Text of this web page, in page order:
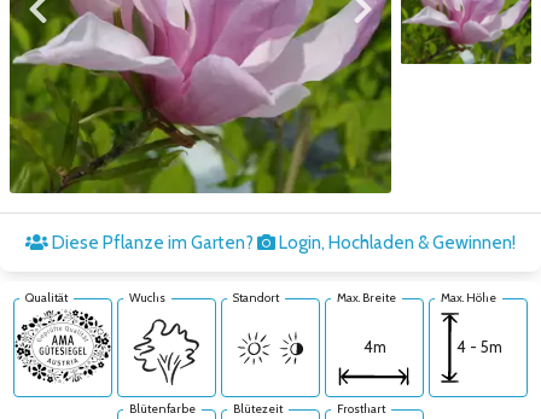
Zum vorigen Bild Zum nächsten Bild
Zum nächsten Bild
Diese Pflanze im Garten? Login, Hochladen & Gewinnen!
Qualität Wuchs Standort Max. Breite
4m
Max. Höhe
4 - 5m
Blütenfarbe
Blütezeit
Frosthart